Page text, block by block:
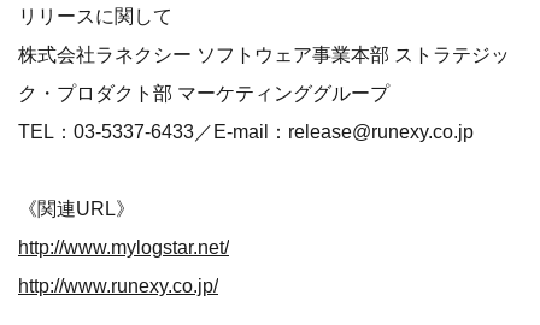
リリースに関して
株式会社ラネクシー ソフトウェア事業本部 ストラテジッ
ク・プロダクト部 マーケティンググループ
TEL：03-5337-6433／E-mail：release@runexy.co.jp
《関連URL》
http://www.mylogstar.net/
http://www.runexy.co.jp/